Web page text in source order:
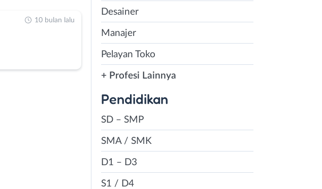
10 bulan lalu
Desainer
Manajer
Pelayan Toko
+ Profesi Lainnya
Pendidikan
SD – SMP
SMA / SMK
D1 – D3
S1 / D4